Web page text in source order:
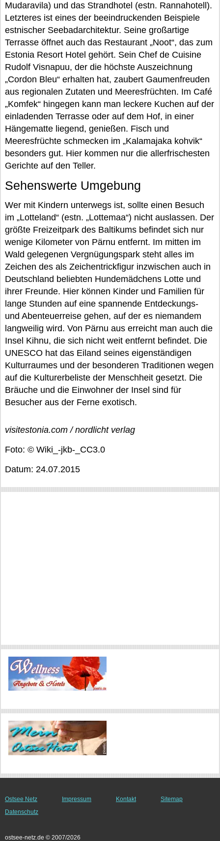
Mudaravila) und das Strandhotel (estn. Rannahotell).
Letzteres ist eines der beeindruckenden Beispiele
estnischer Seebadarchitektur. Seine großartige
Terrasse öffnet auch das Restaurant „Noot“, das zum
Estonia Resort Hotel gehört. Sein Chef de Cuisine
Rudolf Visnapuu, der die höchste Auszeichnung
„Cordon Bleu“ erhalten hat, zaubert Gaumenfreuden
aus regionalen Zutaten und Meeresfrüchten. Im Café
„Komfek“ hingegen kann man leckere Kuchen auf der
einladenden Terrasse oder auf dem Hof, in einer
Hängematte liegend, genießen. Fisch und
Meeresfrüchte schmecken im „Kalamajaka kohvik“
besonders gut. Hier kommen nur die allerfrischesten
Gerichte auf den Teller.
Sehenswerte Umgebung
Wer mit Kindern unterwegs ist, sollte einen Besuch
im „Lotteland“ (estn. „Lottemaa“) nicht auslassen. Der
größte Freizeitpark des Baltikums befindet sich nur
wenige Kilometer von Pärnu entfernt. Im mitten im
Wald gelegenen Vergnügungspark steht alles im
Zeichen des als Zeichentrickfigur inzwischen auch in
Deutschland beliebten Hundemädchens Lotte und
ihrer Freunde. Hier können Kinder und Familien für
lange Stunden auf eine spannende Entdeckungs-
und Abenteuerreise gehen, auf der es niemandem
langweilig wird. Von Pärnu aus erreicht man auch die
Insel Kihnu, die sich nicht weit entfernt befindet. Die
UNESCO hat das Eiland seines eigenständigen
Kulturraumes und der besonderen Traditionen wegen
auf die Kulturerbeliste der Menschheit gesetzt. Die
Bräuche und die Einwohner der Insel sind für
Besucher aus der Ferne exotisch.
visitestonia.com / nordlicht verlag
Foto: © Wiki_-jkb-_CC3.0
Datum: 24.07.2015
Ostsee Netz Impressum Kontakt
Sitemap
Datenschutz
ostsee-netz.de © 2007/2026